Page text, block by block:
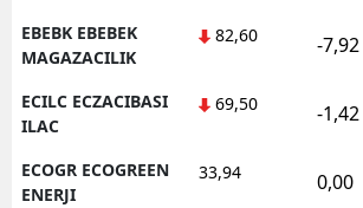
EBEBK EBEBEK
MAGAZACILIK
82,60 -7,92
ECILC ECZACIBASI
ILAC
69,50 -1,42
ECOGR ECOGREEN
ENERJI
33,94 0,00